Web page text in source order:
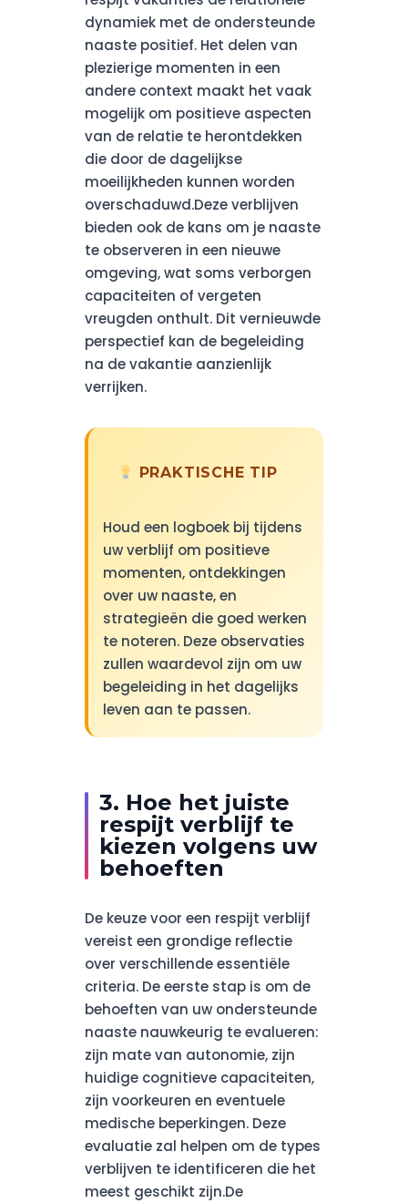
dynamiek met de ondersteunde
naaste positief. Het delen van
plezierige momenten in een
andere context maakt het vaak
mogelijk om positieve aspecten
van de relatie te herontdekken
die door de dagelijkse
moeilijkheden kunnen worden
overschaduwd.Deze verblijven
bieden ook de kans om je naaste
te observeren in een nieuwe
omgeving, wat soms verborgen
capaciteiten of vergeten
vreugden onthult. Dit vernieuwde
perspectief kan de begeleiding
na de vakantie aanzienlijk
verrijken.
PRAKTISCHE TIP
Houd een logboek bij tijdens
uw verblijf om positieve
momenten, ontdekkingen
over uw naaste, en
strategieën die goed werken
te noteren. Deze observaties
zullen waardevol zijn om uw
begeleiding in het dagelijks
leven aan te passen.
3. Hoe het juiste
respijt verblijf te
kiezen volgens uw
behoeften
De keuze voor een respijt verblijf
vereist een grondige reflectie
over verschillende essentiële
criteria. De eerste stap is om de
behoeften van uw ondersteunde
naaste nauwkeurig te evalueren:
zijn mate van autonomie, zijn
huidige cognitieve capaciteiten,
zijn voorkeuren en eventuele
medische beperkingen. Deze
evaluatie zal helpen om de types
verblijven te identificeren die het
meest geschikt zijn.De